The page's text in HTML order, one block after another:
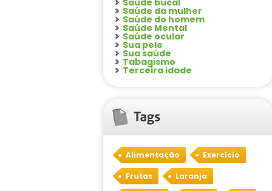
Saúde da mulher
Saúde do homem
Saúde Mental
Saúde ocular
Sua pele
Sua saúde
Tabagismo
Terceira idade
Alimentação Exercício
Frutas Laranja